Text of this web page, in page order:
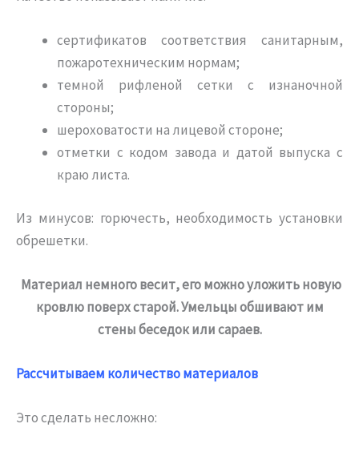
сертификатов соответствия санитарным,
пожаротехническим нормам;
темной рифленой сетки с изнаночной
стороны;
шероховатости на лицевой стороне;
отметки с кодом завода и датой выпуска с
краю листа.
Из минусов: горючесть, необходимость установки
обрешетки.
Материал немного весит, его можно уложить новую
кровлю поверх старой. Умельцы обшивают им
стены беседок или сараев.
Рассчитываем количество материалов
Это сделать несложно: